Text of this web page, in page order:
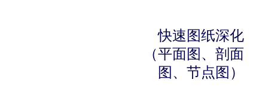
快速图纸深化
（平面图、剖面
图、节点图）